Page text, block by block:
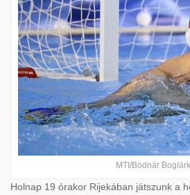
MTI/Bodnár
Holnap 19 órakor Rijekában játszunk a